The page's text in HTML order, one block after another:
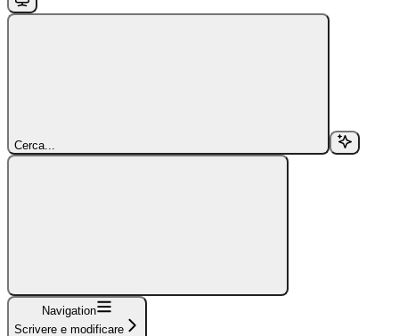
Cerca...
Navigation
Scrivere e modificare